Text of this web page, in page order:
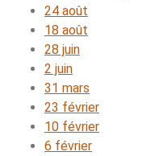
24 août
18 août
28 juin
2 juin
31 mars
23 février
10 février
6 février